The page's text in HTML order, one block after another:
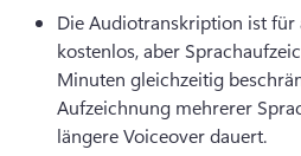
Die Audiotranskription ist für
kostenlos, aber
Minuten gleichzeitig
Aufzeichnung mehrerer
längere Voiceover dauert.